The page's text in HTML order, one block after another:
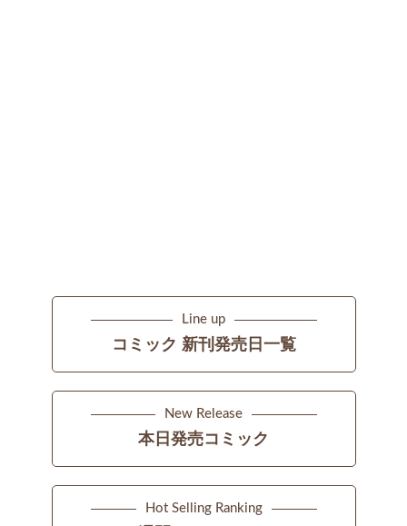
Line up
コミック 新刊発売日一覧
New Release
本日発売コミック
Hot Selling Ranking